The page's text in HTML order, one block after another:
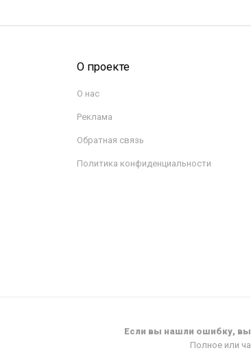
О проекте
О нас
Реклама
Обратная связь
Политика конфиденциальности
Если вы нашли ошибку,
Полное или